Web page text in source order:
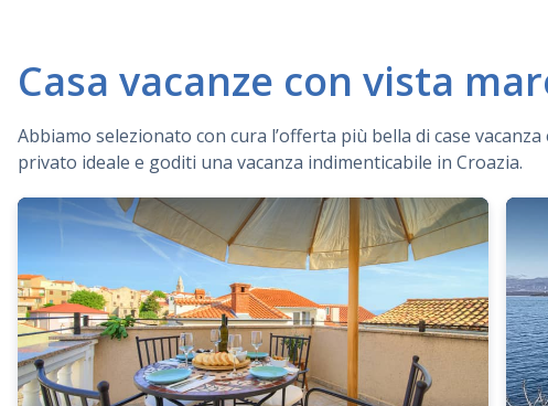
Casa vacanze con vista
Abbiamo selezionato con cura l’offerta più bella di case
privato ideale e goditi una vacanza indimenticabile in Croazia.